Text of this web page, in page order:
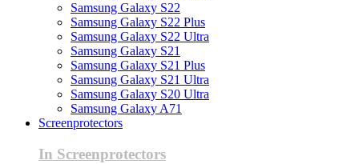
Samsung Galaxy S22
Samsung Galaxy S22 Plus
Samsung Galaxy S22 Ultra
Samsung Galaxy S21
Samsung Galaxy S21 Plus
Samsung Galaxy S21 Ultra
Samsung Galaxy S20 Ultra
Samsung Galaxy A71
Screenprotectors
In Screenprotectors